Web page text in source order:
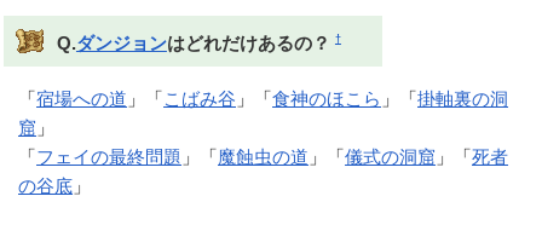
Q.ダンジョンはどれだけあるの？ †
「宿場への道 」「こばみ谷 」「食神のほこら 」「掛軸裏の洞
窟 」
「フェイの最終問題 」「魔蝕虫の道 」「儀式の洞窟 」「死者
の谷底 」